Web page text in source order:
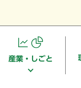
産業・しごと